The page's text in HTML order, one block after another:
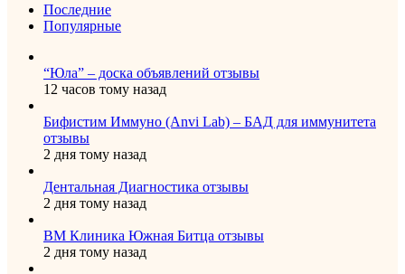
Последние
Популярные
“Юла” – доска объявлений отзывы
12 часов тому назад
Бифистим Иммуно (Anvi Lab) – БАД для иммунитета
отзывы
2 дня тому назад
Дентальная Диагностика отзывы
2 дня тому назад
ВМ Клиника Южная Битца отзывы
2 дня тому назад